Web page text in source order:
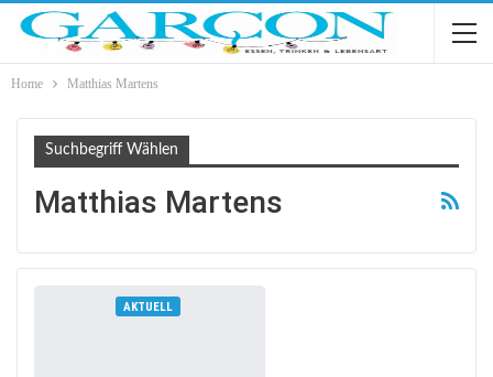
Home Matthias Martens
Suchbegriff Wählen
Matthias Martens
AKTUELL